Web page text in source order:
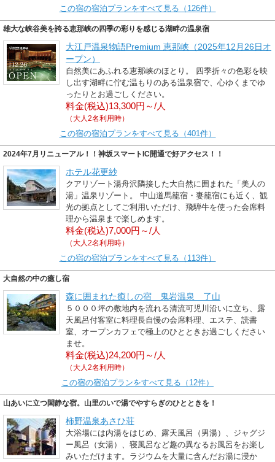
この宿の宿泊プランをすべて見る（126件）
雄大な峡谷美を誇る恵那峡の四季の彩りを感じる湖畔の温泉宿
大江戸温泉物語Premium 恵那峡（2025年12月26日オ
ープン）
自然美にあふれる恵那峡のほとり。 四季折々の色彩を映
し出す湖畔に佇む温もりのある温泉宿で、心ゆくまでゆ
ったりとお過ごしください。
料金(税込)13,300円～/人
（大人2名利用時）
この宿の宿泊プランをすべて見る（401件）
2024年7月リニューアル！！神坂スマートIC開通で好アクセス！！
ホテル花更紗
クアリゾート湯舟沢隣接した大自然に囲まれた「美人の
湯」温泉リゾート。 中山道馬籠宿・妻籠宿にも近く、観
光の拠点としてご利用いただけ、飛騨牛を使った会席料
理から温泉まで楽しめます。
料金(税込)7,000円～/人
（大人2名利用時）
この宿の宿泊プランをすべて見る（113件）
大自然の中の癒し宿
森に囲まれた癒しの宿 鬼岩温泉 了山
５０００坪の敷地内を流れる清流可児川沿いに立ち、露
天風呂付客室に料理長自慢の会席料理、エステ、読書
室、オープンカフェで極上のひとときお過ごしください
ませ。
料金(税込)24,200円～/人
（大人2名利用時）
この宿の宿泊プランをすべて見る（12件）
山あいに立つ閑静な宿。山里のいで湯でやすらぎのひとときを！
柿野温泉あさひ荘
大浴場には内湯をはじめ、露天風呂（男湯）、ジャグジ
ー風呂（女湯）、寝風呂など趣の異なるお風呂をお楽し
みいただけます。ラジウムを大量に含んだお湯に浸か